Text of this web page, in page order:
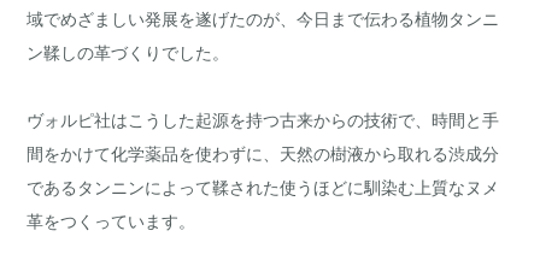
域でめざましい発展を遂げたのが、今日まで伝わる植物タンニ
ン鞣しの革づくりでした。
ヴォルピ社はこうした起源を持つ古来からの技術で、時間と手
間をかけて化学薬品を使わずに、天然の樹液から取れる渋成分
であるタンニンによって鞣された使うほどに馴染む上質なヌメ
革をつくっています。